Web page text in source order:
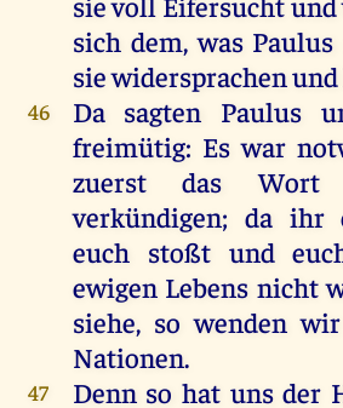
sich dem,was Paulus
siewidersprachenund
46 Da sagten Paulus
freimütig: Es war
zuerst
das Wort
verkündigen; da ihr
euch stoßt und
ewigen Lebens nicht
siehe, so wenden wir
Nationen.
47 Denn so hat uns der